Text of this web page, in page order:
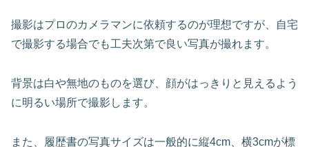
撮影はプロのカメラマンに依頼するのが理想ですが、自宅
で撮影する場合でも工夫次第で良い写真が撮れます。
背景は白や無地のものを選び、顔がはっきりと見えるよう
に明るい場所で撮影します。
また、履歴書の写真サイズは一般的に縦4cm、横3cmが標